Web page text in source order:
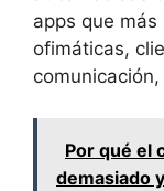
apps que
ofimáticas,
Por qué el
demasiado